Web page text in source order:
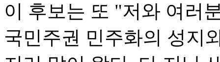
이 후보는 또 "저와 여러
국민주권 민주화의 성지